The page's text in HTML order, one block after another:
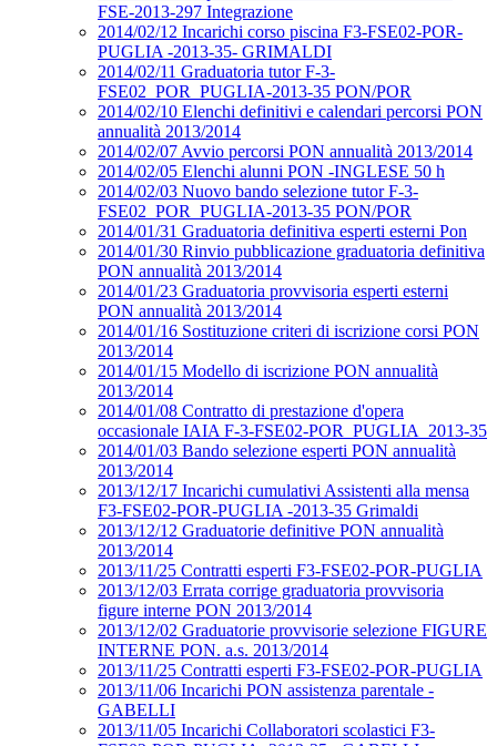
FSE-2013-297 Integrazione
2014/02/12 Incarichi corso piscina F3-FSE02-POR-
PUGLIA -2013-35- GRIMALDI
2014/02/11 Graduatoria tutor F-3-
FSE02_POR_PUGLIA-2013-35 PON/POR
2014/02/10 Elenchi definitivi e calendari percorsi PON
annualità 2013/2014
2014/02/07 Avvio percorsi PON annualità 2013/2014
2014/02/05 Elenchi alunni PON -INGLESE 50 h
2014/02/03 Nuovo bando selezione tutor F-3-
FSE02_POR_PUGLIA-2013-35 PON/POR
2014/01/31 Graduatoria definitiva esperti esterni Pon
2014/01/30 Rinvio pubblicazione graduatoria definitiva
PON annualità 2013/2014
2014/01/23 Graduatoria provvisoria esperti esterni
PON annualità 2013/2014
2014/01/16 Sostituzione criteri di iscrizione corsi PON
2013/2014
2014/01/15 Modello di iscrizione PON annualità
2013/2014
2014/01/08 Contratto di prestazione d'opera
occasionale IAIA F-3-FSE02-POR_PUGLIA_2013-35
2014/01/03 Bando selezione esperti PON annualità
2013/2014
2013/12/17 Incarichi cumulativi Assistenti alla mensa
F3-FSE02-POR-PUGLIA -2013-35 Grimaldi
2013/12/12 Graduatorie definitive PON annualità
2013/2014
2013/11/25 Contratti esperti F3-FSE02-POR-PUGLIA
2013/12/03 Errata corrige graduatoria provvisoria
figure interne PON 2013/2014
2013/12/02 Graduatorie provvisorie selezione FIGURE
INTERNE PON. a.s. 2013/2014
2013/11/25 Contratti esperti F3-FSE02-POR-PUGLIA
2013/11/06 Incarichi PON assistenza parentale -
GABELLI
2013/11/05 Incarichi Collaboratori scolastici F3-